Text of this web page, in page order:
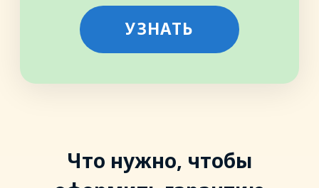
и подписаны обеими сторонами